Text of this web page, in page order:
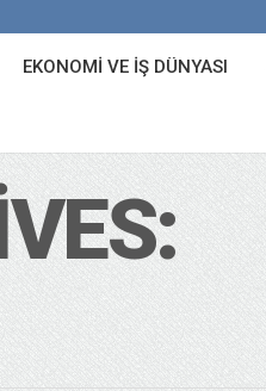
EKONOMI VE İŞ DÜNYASI